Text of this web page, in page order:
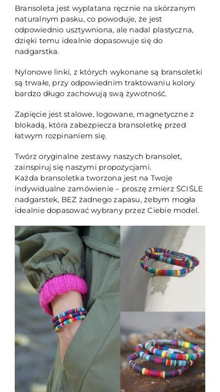
Bransoleta jest wyplatana ręcznie na skórzanym
naturalnym pasku, co powoduje, że jest
odpowiednio usztywniona, ale nadal plastyczna,
dzięki temu idealnie dopasowuje się do
nadgarstka.
Nylonowe linki, z których wykonane są bransoletki
są trwałe, przy odpowiednim traktowaniu kolory
bardzo długo zachowują swą żywotność.
Zapięcie jest stalowe, logowane, magnetyczne z
blokadą, która zabezpiecza bransoletkę przed
łatwym rozpinaniem się.
Twórz oryginalne zestawy naszych bransolet,
zainspiruj się naszymi propozycjami.
Każda bransoletka tworzona jest na Twoje
indywidualne zamówienie – proszę zmierz ŚCIŚLE
nadgarstek, BEZ żadnego zapasu, żebym mogła
idealnie dopasować wybrany przez Ciebie model.